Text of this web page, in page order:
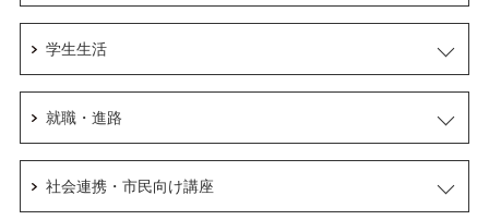
学生生活
就職・進路
社会連携・市民向け講座